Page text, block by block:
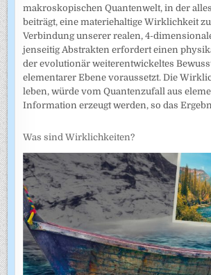
makroskopischen Quantenwelt, in der
beiträgt, eine materiehaltige Wirklichkeit
Verbindung unserer realen, 4-
jenseitig Abstrakten erfordert einen
der evolutionär weiterentwickeltes
elementarer Ebene voraussetzt. Die
leben, würde vom Quantenzufall aus
Information erzeugt werden, so das
Was sind Wirklichkeiten?